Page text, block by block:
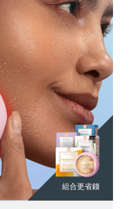
組合更省錢
組合更省錢
組合更省錢
組合更省錢
預計送達日期 17/08/2026
預計送達日期11/08/2026
預計送達日期 09/08/2026
預計送達日期 09/08/2026
預計送達日期09/08/2026
預計送達日期14/08/2026
預計送達日期13/08/2026
預計送達日期10/08/2026
預計送達日期10/08/2026